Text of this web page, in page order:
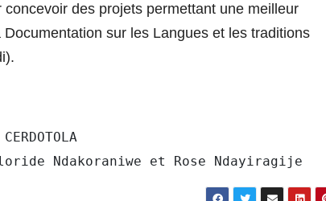
des projets permettant une meilleur
sur les Langues et les traditions
Ndakoraniwe et Rose Ndayiragije